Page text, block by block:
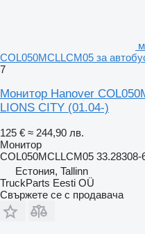
COL050MCLLCM05 за
7
Монитор Hanover
LIONS CITY (01.04-)
125 € ≈ 244,90 лв.
Монитор
COL050MCLLCM05 33.28308-
Естония, Tallinn
TruckParts Eesti OÜ
Свържете се с продавача